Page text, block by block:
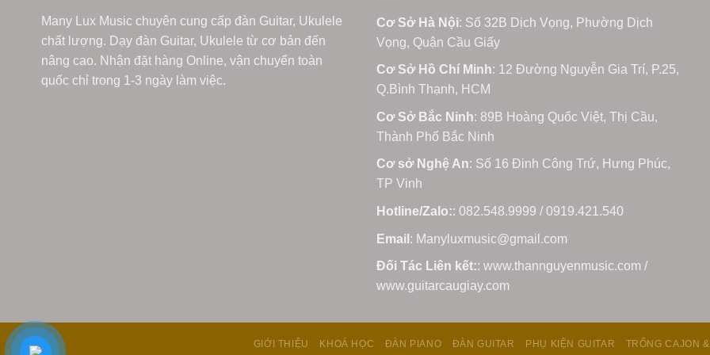
Many Lux Music chuyên cung cấp đàn Guitar, Ukulele
chất lượng. Dạy đàn Guitar, Ukulele từ cơ bản đến
nâng cao. Nhận đặt hàng Online, vận chuyển toàn
quốc chỉ trong 1-3 ngày làm việc.
Cơ Sở Hà Nội: Số 32B Dịch Vọng, Phường Dịch
Vọng, Quận Cầu Giấy
Cơ Sở Hồ Chí Minh: 12 Đường Nguyễn Gia Trí, P.25,
Q.Bình Thạnh, HCM
Cơ Sở Bắc Ninh: 89B Hoàng Quốc Việt, Thị Cầu,
Thành Phố Bắc Ninh
Cơ sở Nghệ An: Số 16 Đinh Công Trứ, Hưng Phúc,
TP Vinh
Hotline/Zalo:: 082.548.9999 / 0919.421.540
Email : Manyluxmusic@gmail.com
Đối Tác Liên kết:: www.thannguyenmusic.com /
www.guitarcaugiay.com
GIỚI THIỆU KHOÁ HỌC ĐÀN PIANO ĐÀN GUITAR PHỤ KIỆN GUITAR TRỐNG CAJON